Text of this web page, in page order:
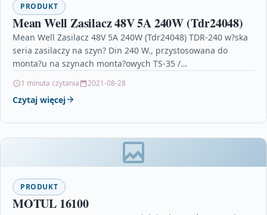
PRODUKT
Mean Well Zasilacz 48V 5A 240W (Tdr24048)
Mean Well Zasilacz 48V 5A 240W (Tdr24048) TDR-240 w?ska
seria zasilaczy na szyn? Din 240 W., przystosowana do
monta?u na szynach monta?owych TS-35 /…
1 minuta czytania 2021-08-28
Czytaj więcej
PRODUKT
MOTUL 16100